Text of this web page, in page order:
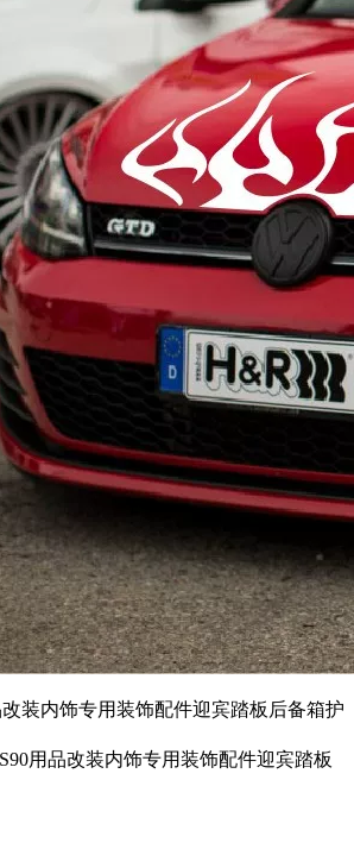
装内饰专用装饰配件迎宾踏板后备箱护
用品改装内饰专用装饰配件迎宾踏板